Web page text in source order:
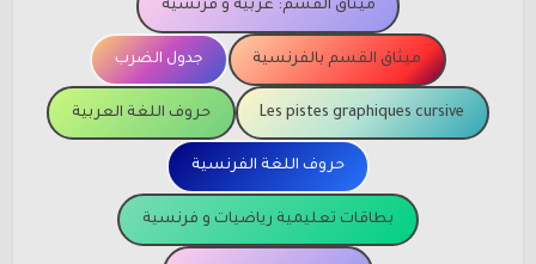
ميثاق القسم بالفرنسية جدول الضرب
Les pistes graphiques cursive حروف اللغة العربية
حروف اللغة الفرنسية
بطاقات تعليمية رياضيات و فرنسية
بطاقات تعليمية عربية